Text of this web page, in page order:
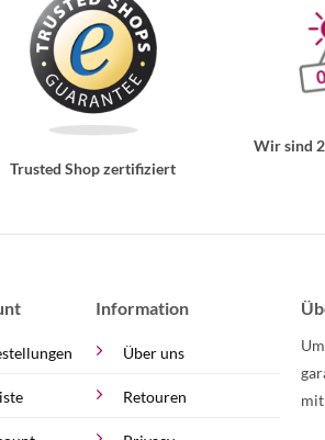
Trusted Shop zertifiziert
Wir sind
Information
Über uns
Retouren